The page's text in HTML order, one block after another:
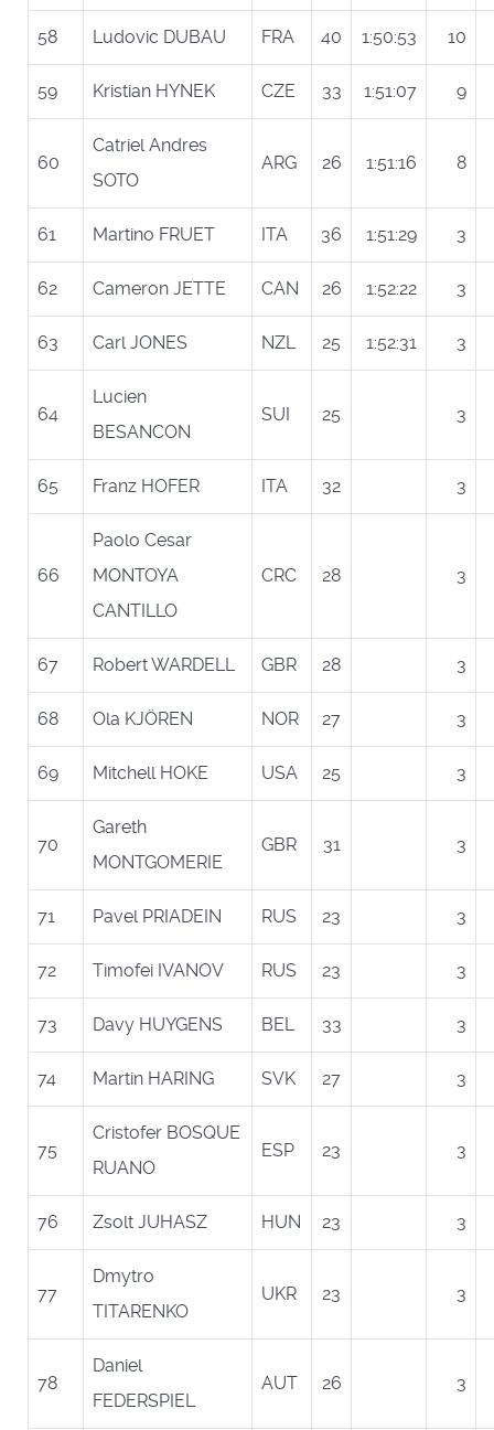
58 Ludovic DUBAU FRA 40 1:50:53 10
59 Kristian HYNEK CZE 33 1:51:07 9
60
Catriel Andres
SOTO
ARG 26 1:51:16 8
61 Martino FRUET ITA 36 1:51:29 3
62 Cameron JETTE CAN 26 1:52:22 3
63 Carl JONES NZL 25 1:52:31 3
64
Lucien
BESANCON
SUI 25 3
65 Franz HOFER ITA 32 3
66
Paolo Cesar
MONTOYA
CANTILLO
CRC 28 3
67 Robert WARDELL GBR 28 3
68 Ola KJÖREN NOR 27 3
69 Mitchell HOKE USA 25 3
70
Gareth
MONTGOMERIE
GBR 31 3
71 Pavel PRIADEIN RUS 23 3
72 Timofei IVANOV RUS 23 3
73 Davy HUYGENS BEL 33 3
74 Martin HARING SVK 27 3
75
Cristofer BOSQUE
RUANO
ESP 23 3
76 Zsolt JUHASZ HUN 23 3
77
Dmytro
TITARENKO
UKR 23 3
78
Daniel
FEDERSPIEL
AUT 26 3